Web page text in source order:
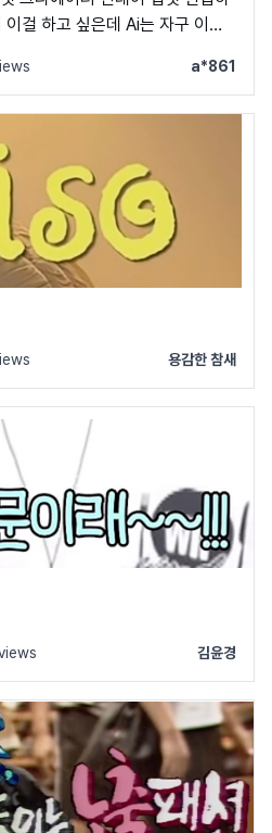
싶은데 Ai는 자구 이상
ㅠ
a*861
용감한 참새
김윤경